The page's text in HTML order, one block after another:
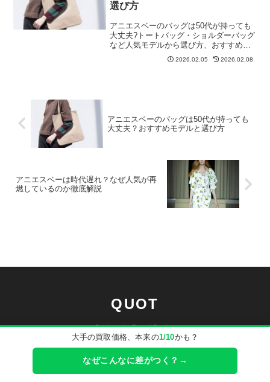
大手の買取価格、本来の1/10かも？
なぜこんなに差がつく？→
選び方
アニエスベーのバッグは50代が持っても
大丈夫?トートバッグ・ショルダーバッグ
など人気モデルから選び方、おすすめコ
ーデまで。時代遅れにならない着こなし
2026.02.05 2026.02.08
アニエスベーのバッグは50代が持っても
大丈夫？おすすめモデルと選び方
アニエスベーは時代遅れ？なぜ人気が再
燃しているのか徹底解説
QUOT
Designer's Brand Buying
ファッションマガジン